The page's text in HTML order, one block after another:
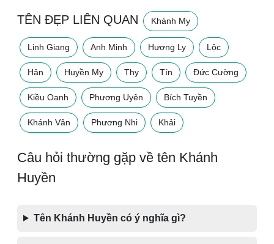
TÊN ĐẸP LIÊN QUAN Khánh My
Linh Giang Anh Minh Hương Ly Lộc
Hân Huyền My Thy Tín Đức Cường
Kiều Oanh Phương Uyên Bích Tuyền
Khánh Vân Phương Nhi Khải
Câu hỏi thường gặp về tên Khánh
Huyền
Tên Khánh Huyền có ý nghĩa gì?